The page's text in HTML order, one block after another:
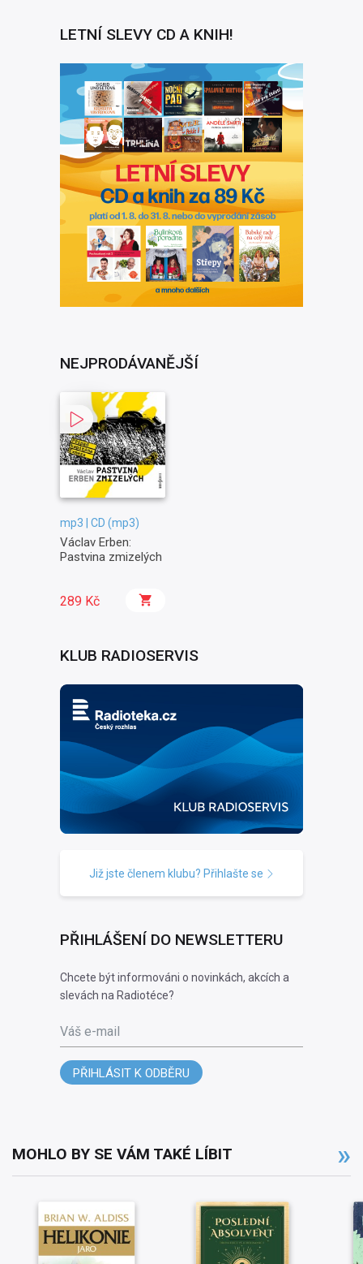
LETNÍ SLEVY CD A KNIH!
NEJPRODÁVANĚJŠÍ
mp3 | CD (mp3)
Václav Erben:
Pastvina zmizelých
289 Kč
KLUB RADIOSERVIS
Již jste členem klubu? Přihlašte se
PŘIHLÁŠENÍ DO NEWSLETTERU
Chcete být informováni o novinkách, akcích a
slevách na Radiotéce?
Váš e-mail
PŘIHLÁSIT K ODBĚRU
MOHLO BY SE VÁM TAKÉ LÍBIT